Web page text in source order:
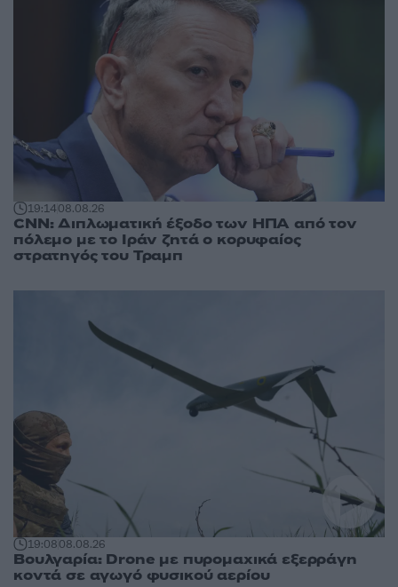
19:1408.08.26
CNN: Διπλωματική έξοδο των ΗΠΑ από τον
πόλεμο με το Ιράν ζητά ο κορυφαίος
στρατηγός του Τραμπ
19:0808.08.26
Βουλγαρία: Drone με πυρομαχικά εξερράγη
κοντά σε αγωγό φυσικού αερίου